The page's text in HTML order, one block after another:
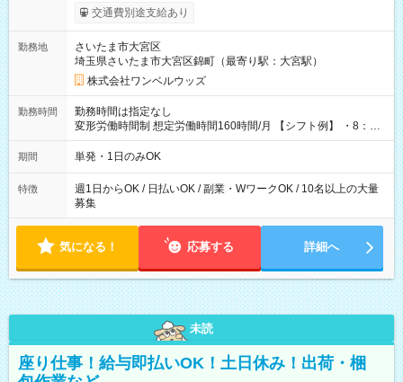
いOK！（規定あり） ┗働いたその日に現金GET♪ お仕事後はコ
ンビニATMから 日払い分を引き落とせます！ 【試用期間】試
交通費別途支給あり
勤務地
さいたま市大宮区
埼玉県さいたま市大宮区錦町（最寄り駅：大宮駅）
株式会社ワンベルウッズ
勤務時間
勤務時間は指定なし
変形労働時間制 想定労働時間160時間/月 【シフト例】 ・8：00
～21：00
期間 単発・1日のみOK
特徴
週1日からOK / 日払いOK / 副業・WワークOK / 10名以上の大量
募集
気になる！ 応募する 詳細へ
未読
座り仕事！給与即払いOK！土日休み！出荷・梱